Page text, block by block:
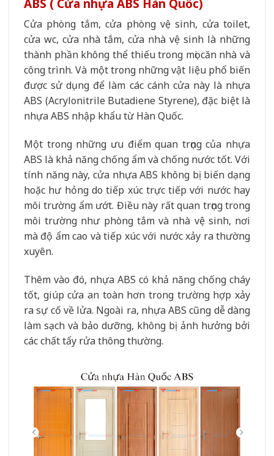
Cửa phòng tắm, cửa phòng vệ sinh, cửa toilet,
cửa wc, cửa nhà tắm, cửa nhà vệ sinh là những
thành phần không thể thiếu trong mọi căn nhà và
công trình. Và một trong những vật liệu phổ biến
được sử dụng để làm các cánh cửa này là nhựa
ABS (Acrylonitrile Butadiene Styrene), đặc biệt là
nhựa ABS nhập khẩu từ Hàn Quốc.
Một trong những ưu điểm quan trọng của nhựa
ABS là khả năng chống ẩm và chống nước tốt. Với
tính năng này, cửa nhựa ABS không bị biến dạng
hoặc hư hỏng do tiếp xúc trực tiếp với nước hay
môi trường ẩm ướt. Điều này rất quan trọng trong
môi trường như phòng tắm và nhà vệ sinh, nơi
mà độ ẩm cao và tiếp xúc với nước xảy ra thường
xuyên.
Thêm vào đó, nhựa ABS có khả năng chống cháy
tốt, giúp cửa an toàn hơn trong trường hợp xảy
ra sự cố về lửa. Ngoài ra, nhựa ABS cũng dễ dàng
làm sạch và bảo dưỡng, không bị ảnh hưởng bởi
các chất tẩy rửa thông thường.